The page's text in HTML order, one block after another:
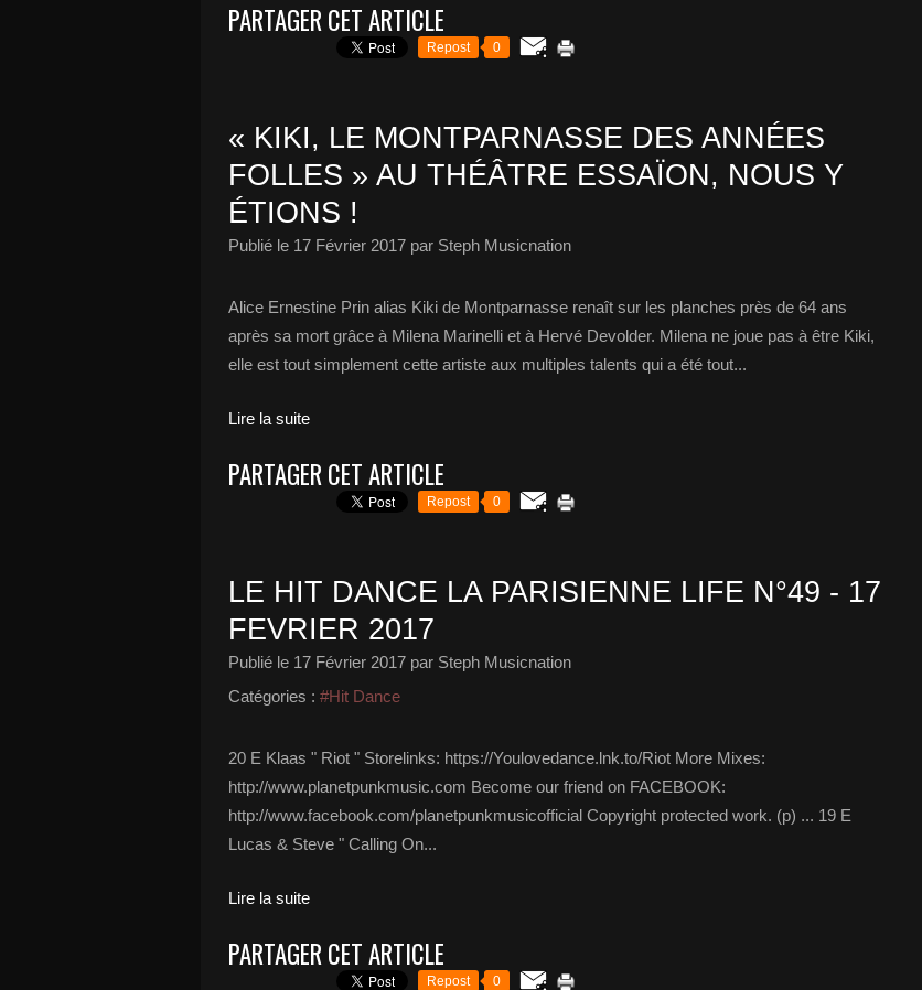
PARTAGER CET ARTICLE
Repost 0
« KIKI, LE MONTPARNASSE DES ANNÉES
FOLLES » AU THÉÂTRE ESSAÏON, NOUS Y
ÉTIONS !
Publié le 17 Février 2017 par Steph Musicnation
Alice Ernestine Prin alias Kiki de Montparnasse renaît sur les planches près de 64 ans
après sa mort grâce à Milena Marinelli et à Hervé Devolder. Milena ne joue pas à être Kiki,
elle est tout simplement cette artiste aux multiples talents qui a été tout...
Lire la suite
PARTAGER CET ARTICLE
Repost 0
LE HIT DANCE LA PARISIENNE LIFE N°49 - 17
FEVRIER 2017
Publié le 17 Février 2017 par Steph Musicnation
Catégories : #Hit Dance
20 E Klaas " Riot " Storelinks: https://Youlovedance.lnk.to/Riot More Mixes:
http://www.planetpunkmusic.com Become our friend on FACEBOOK:
http://www.facebook.com/planetpunkmusicofficial Copyright protected work. (p) ... 19 E
Lucas & Steve " Calling On...
Lire la suite
PARTAGER CET ARTICLE
Repost 0